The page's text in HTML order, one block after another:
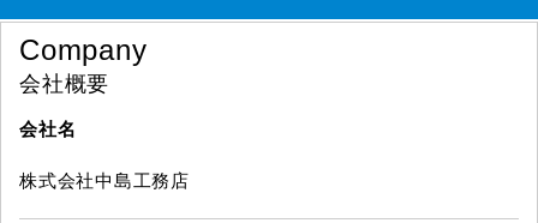
Company
会社概要
会社名
株式会社中島工務店